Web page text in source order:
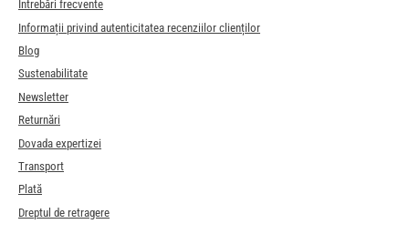
Întrebări frecvente
Informații privind autenticitatea recenziilor clienților
Blog
Sustenabilitate
Newsletter
Returnări
Dovada expertizei
Transport
Plată
Dreptul de retragere